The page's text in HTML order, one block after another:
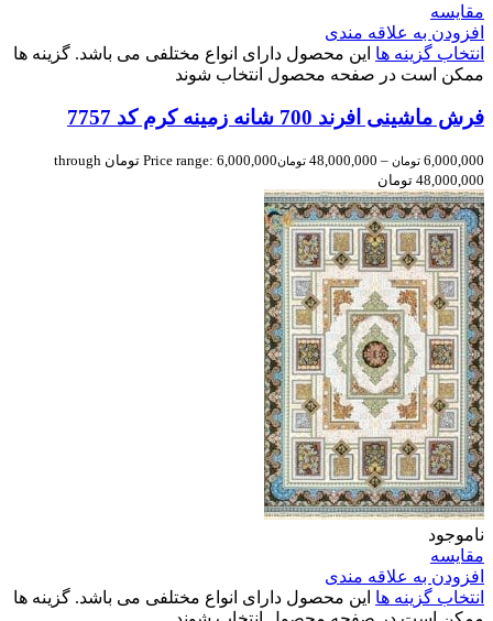
مقایسه
افزودن به علاقه مندی
انتخاب گزینه ها این محصول دارای انواع مختلفی می باشد. گزینه ها
ممکن است در صفحه محصول انتخاب شوند
فرش ماشینی افرند 700 شانه زمینه کرم کد 7757
6,000,000 تومان –
48,000,000 تومان
Price range: 6,000,000 تومان through
48,000,000 تومان
ناموجود
مقایسه
افزودن به علاقه مندی
انتخاب گزینه ها این محصول دارای انواع مختلفی می باشد. گزینه ها